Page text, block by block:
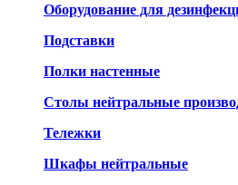
Оборудование для
Подставки
Полки настенные
Столы нейтральные
Тележки
Шкафы нейтральные